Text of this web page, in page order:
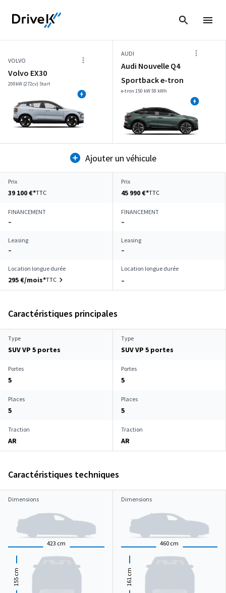
VOLVO
Volvo EX30
200kW (272cv) Start
AUDI
Audi Nouvelle Q4
Sportback e-tron
e-tron 150 kW 59 kWh
Ajouter un véhicule
Prix
39 100 €*TTC
Prix
45 990 €*TTC
FINANCEMENT
–
FINANCEMENT
–
Leasing
–
Leasing
–
Location longue durée
295 €/mois*TTC
Location longue durée
–
Caractéristiques principales
Type
SUV VP 5 portes
Type
SUV VP 5 portes
Portes
5
Portes
5
Places
5
Places
5
Traction
AR
Traction
AR
Caractéristiques techniques
Dimensions
423 cm
155
cm
Dimensions
460 cm
161
cm